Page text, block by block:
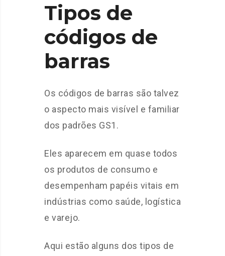
Tipos de
códigos de
barras
Os códigos de barras são talvez
o aspecto mais visível e familiar
dos padrões GS1.
Eles aparecem em quase todos
os produtos de consumo e
desempenham papéis vitais em
indústrias como saúde, logística
e varejo.
Aqui estão alguns dos tipos de